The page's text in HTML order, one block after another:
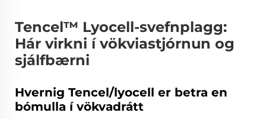
Tencel™ Lyocell-svefnplagg:
Hár virkni í vökviastjórnun og
sjálfbærni
Hvernig Tencel/lyocell er betra en
bómulla í vökvadrátt